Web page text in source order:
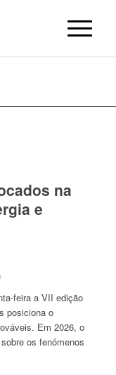
na
e
feira a VII edição
posiciona o
Em 2026, o
os fenómenos